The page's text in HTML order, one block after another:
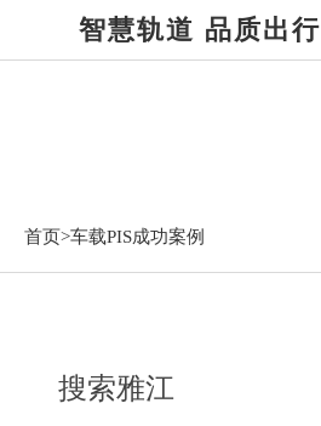
智慧轨道 品质出行
首页>车载PIS成功案例
搜索雅江